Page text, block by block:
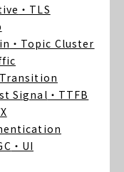
・TLS
・Topic Cluster
Transition
Signal ・TTFB
・UI